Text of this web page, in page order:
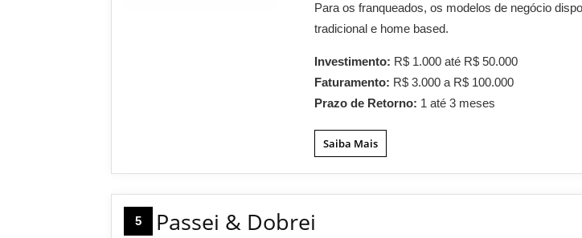
Para os franqueados, os modelos de negócio
tradicional e home based.
Investimento: R$ 1.000 até R$ 50.000
Faturamento: R$ 3.000 a R$ 100.000
Prazo de Retorno: 1 até 3 meses
Saiba Mais
5 Passei & Dobrei